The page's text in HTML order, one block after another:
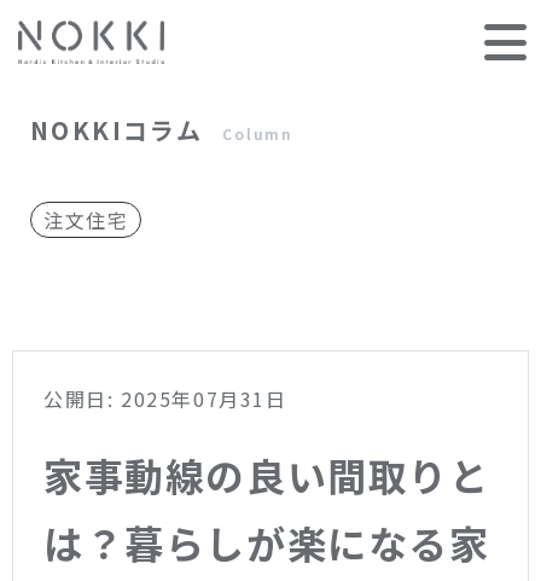
NOKKIコラム Column
注文住宅
公開日: 2025年07月31日
家事動線の良い間取りと
は？暮らしが楽になる家